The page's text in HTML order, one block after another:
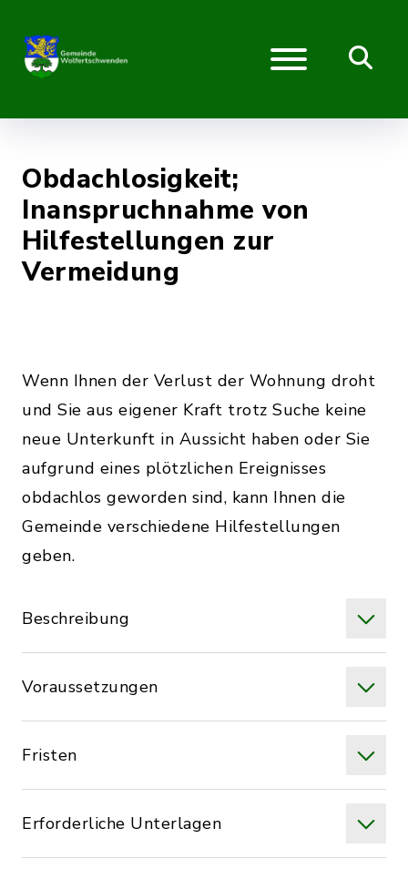
Obdachlosigkeit;
Inanspruchnahme von
Hilfestellungen zur
Vermeidung
Wenn Ihnen der Verlust der Wohnung droht
und Sie aus eigener Kraft trotz Suche keine
neue Unterkunft in Aussicht haben oder Sie
aufgrund eines plötzlichen Ereignisses
obdachlos geworden sind, kann Ihnen die
Gemeinde verschiedene Hilfestellungen
geben.
Beschreibung
Voraussetzungen
Fristen
Erforderliche Unterlagen